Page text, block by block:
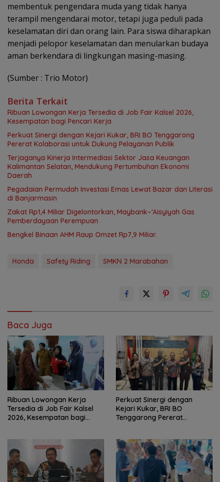
membentuk pengendara muda yang tidak hanya
terampil mengendarai motor, tetapi juga peduli pada
keselamatan diri dan orang lain. Para siswa diharapkan
menjadi pelopor keselamatan dan menularkan budaya
aman berkendara di lingkungan masing-masing.
(Sumber : Trio Motor)
Berita Terkait
Ribuan Lowongan Kerja Tersedia di Job Fair Kalsel 2026,
Kesempatan bagi Pencari Kerja
Perkuat Sinergi dengan Kejari Kukar, BRI BO Tenggarong
Pererat Kolaborasi untuk Dukung Pelayanan Publik
Terjaganya Kinerja Intermediasi Sektor Jasa Keuangan
Kalimantan Selatan, Mendukung Pertumbuhan Ekonomi
Daerah
Pegadaian Permudah Investasi Emas Lewat Bazar dan Literasi
di Banjarmasin
Zakat Rp1,4 Miliar Digelontorkan, Maybank–’Aisyiyah Gas
Pemberdayaan Perempuan
Bengkel Binaan AHM Raup Omzet Rp7,9 Miliar.
Honda Safety Riding SMKN 2 Marabahan
Baca Juga
Ribuan Lowongan Kerja
Tersedia di Job Fair Kalsel
2026, Kesempatan bagi
Perkuat Sinergi dengan
Kejari Kukar, BRI BO
Tenggarong Pererat